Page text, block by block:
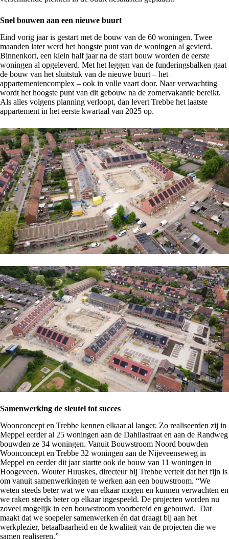
Snel bouwen aan een nieuwe buurt
Eind vorig jaar is gestart met de bouw van de 60 woningen. Twee
maanden later werd het hoogste punt van de woningen al gevierd.
Binnenkort, een klein half jaar na de start bouw worden de eerste
woningen al opgeleverd. Met het leggen van de funderingsbalken gaat
de bouw van het sluitstuk van de nieuwe buurt – het
appartementencomplex – ook in volle vaart door. Naar verwachting
wordt het hoogste punt van dit gebouw na de zomervakantie bereikt.
Als alles volgens planning verloopt, dan levert Trebbe het laatste
appartement in het eerste kwartaal van 2025 op.
Samenwerking de sleutel tot succes
Woonconcept en Trebbe kennen elkaar al langer. Zo realiseerden zij in
Meppel eerder al 25 woningen aan de Dahliastraat en aan de Randweg
bouwden ze 34 woningen. Vanuit Bouwstroom Noord bouwden
Woonconcept en Trebbe 32 woningen aan de Nijeveenseweg in
Meppel en eerder dit jaar startte ook de bouw van 11 woningen in
Hoogeveen. Wouter Huuskes, directeur bij Trebbe vertelt dat het fijn is
om vanuit samenwerkingen te werken aan een bouwstroom. “We
weten steeds beter wat we van elkaar mogen en kunnen verwachten en
we raken steeds beter op elkaar ingespeeld. De projecten worden nu
zoveel mogelijk in een bouwstroom voorbereid en gebouwd. Dat
maakt dat we soepeler samenwerken én dat draagt bij aan het
werkplezier, betaalbaarheid en de kwaliteit van de projecten die we
samen realiseren.”